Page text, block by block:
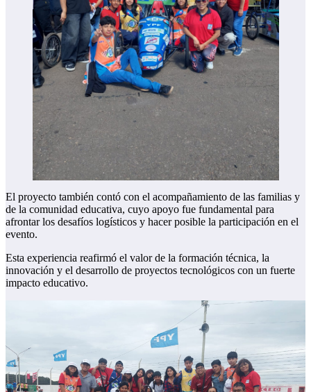
El proyecto también contó con el acompañamiento de las familias y
de la comunidad educativa, cuyo apoyo fue fundamental para
afrontar los desafíos logísticos y hacer posible la participación en el
evento.
Esta experiencia reafirmó el valor de la formación técnica, la
innovación y el desarrollo de proyectos tecnológicos con un fuerte
impacto educativo.